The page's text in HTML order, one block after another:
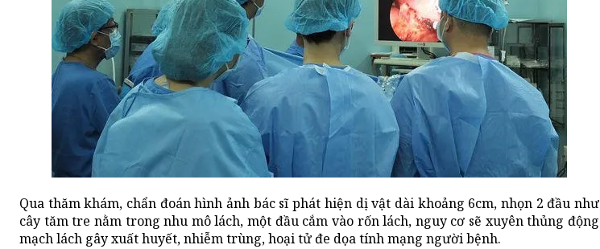
Qua thăm khám, chẩn đoán hình ảnh bác sĩ phát hiện dị vật dài khoảng 6cm, nhọn 2 đầu như
cây tăm tre nằm trong nhu mô lách, một đầu cắm vào rốn lách, nguy cơ sẽ xuyên thủng động
mạch lách gây xuất huyết, nhiễm trùng, hoại tử đe dọa tính mạng người bệnh.